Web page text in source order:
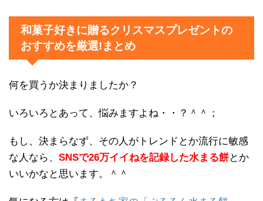
和菓子好きに贈るクリスマスプレゼントの
おすすめを厳選!まとめ
何を買うか決まりましたか？
いろいろとあって、悩みますよね・・？＾＾；
もし、決まらなず、その人がトレンドとか流行に敏感
な人なら、 SNSで26万イイねを記録した水まる餅とか
いいかなと思います。＾＾